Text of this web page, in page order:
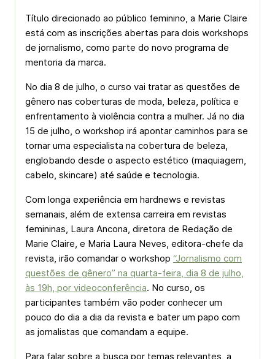
Título direcionado ao público feminino, a Marie Claire
está com as inscrições abertas para dois workshops
de jornalismo, como parte do novo programa de
mentoria da marca.
No dia 8 de julho, o curso vai tratar as questões de
gênero nas coberturas de moda, beleza, política e
enfrentamento à violência contra a mulher. Já no dia
15 de julho, o workshop irá apontar caminhos para se
tornar uma especialista na cobertura de beleza,
englobando desde o aspecto estético (maquiagem,
cabelo, skincare) até saúde e tecnologia.
Com longa experiência em hardnews e revistas
semanais, além de extensa carreira em revistas
femininas, Laura Ancona, diretora de Redação de
Marie Claire, e Maria Laura Neves, editora-chefe da
revista, irão comandar o workshop “Jornalismo com
questões de gênero” na quarta-feira, dia 8 de julho,
às 19h, por videoconferência. No curso, os
participantes também vão poder conhecer um
pouco do dia a dia da revista e bater um papo com
as jornalistas que comandam a equipe.
Para falar sobre a busca por temas relevantes, a